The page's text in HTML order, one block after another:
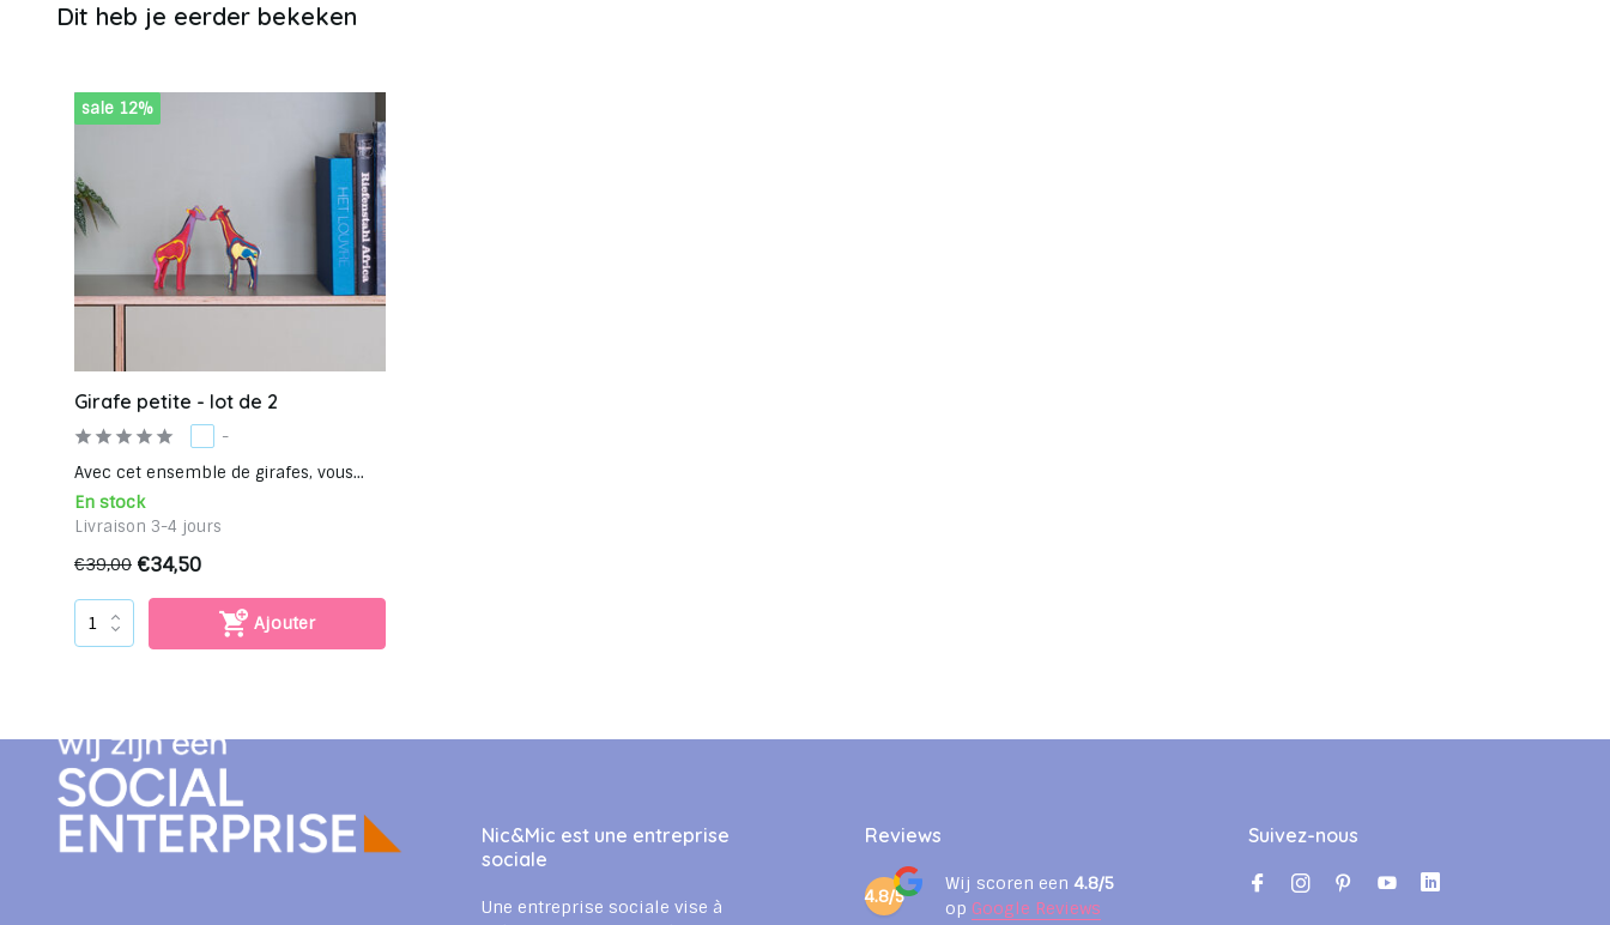
Dit heb je eerder bekeken
sale 12%
Girafe petite - lot de 2
-
Avec cet ensemble de girafes, vous...
En stock
Livraison 3-4 jours
€39,00 €34,50
Ajouter
Nic&Mic est une entreprise
sociale
Une entreprise sociale vise à
Reviews
4.8/5
Wij scoren een 4.8/5
op Google Reviews
Suivez-nous